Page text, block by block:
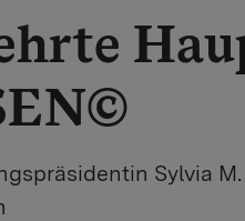
Sylvia